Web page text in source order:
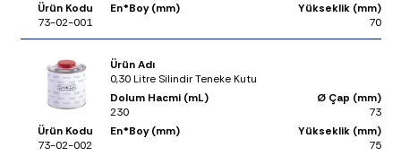
Ürün Kodu
73-02-001
En*Boy (mm)
Yükseklik (mm)
70
Ürün Adı
0,30 Litre Silindir Teneke Kutu
Dolum Hacmi (mL)
230
Ø Çap (mm)
73
Ürün Kodu
73-02-002
En*Boy (mm)
Yükseklik (mm)
75